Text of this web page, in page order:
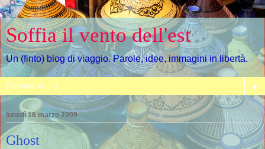
Soffia il vento dell'est
Un (finto) blog di viaggio. Parole, idee, immagini in libertà.
▼
lunedì 16 marzo 2009
Ghost